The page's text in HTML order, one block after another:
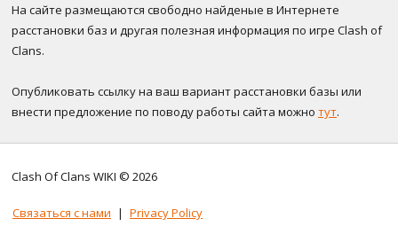
На сайте размещаются свободно найденые в Интернете
расстановки баз и другая полезная информация по игре Clash of
Clans.
Опубликовать ссылку на ваш вариант расстановки базы или
внести предложение по поводу работы сайта можно тут.
Clash Of Clans WIKI © 2026
Связаться с нами | Privacy Policy